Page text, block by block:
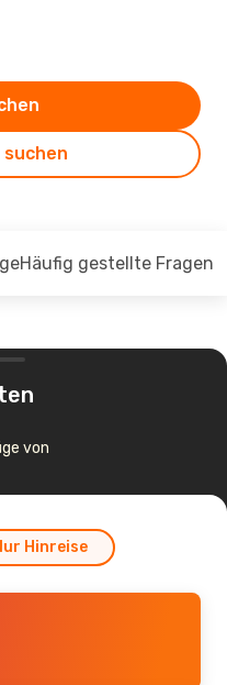
suchen
Häufig gestellte Fragen
von
Hinreise